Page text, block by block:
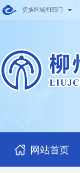
切换区域和部门
网站首页